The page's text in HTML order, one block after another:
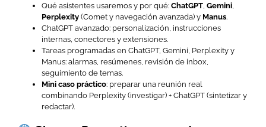
Qué asistentes usaremos y por qué: ChatGPT Gemini
Perplexity (Comet y navegación avanzada) y Manus.
ChatGPT avanzado: personalización, instrucciones
internas, conectores y extensiones.
Tareas programadas en ChatGPT, Gemini, Perplexity y
Manus: alarmas, resúmenes, revisión de inbox,
seguimiento de temas.
Mini caso práctico: preparar una reunión real
combinando Perplexity (investigar) + ChatGPT (sintetizar y
redactar).